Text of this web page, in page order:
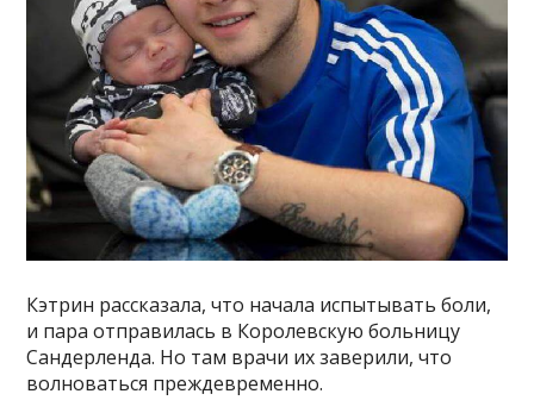
Кэтрин рассказала, что начала испытывать боли,
и пара отправилась в Королевскую больницу
Сандерленда. Но там врачи их заверили, что
волноваться преждевременно.